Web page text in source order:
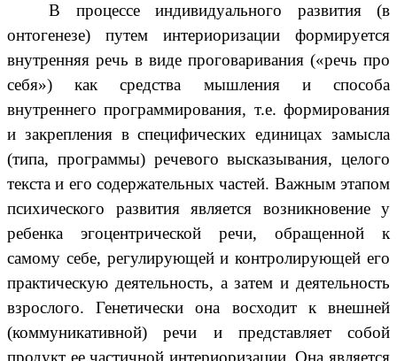
В процессе индивидуального развития (в
онтогенезе) путем интериоризации формируется
внутренняя речь в виде проговаривания («речь про
себя») как средства мышления и способа
внутреннего программирования, т.е. формирования
и закрепления в специфических единицах замысла
(типа, программы) речевого высказывания, целого
текста и его содержательных частей. Важным этапом
психического развития является возникновение у
ребенка эгоцентрической речи, обращенной к
самому себе, регулирующей и контролирующей его
практическую деятельность, а затем и деятельность
взрослого. Генетически она восходит к внешней
(коммуникативной) речи и представляет собой
продукт ее частичной интериоризации. Она является